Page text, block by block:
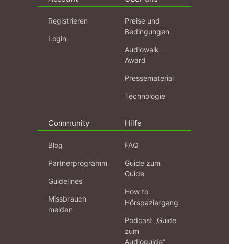
Registrieren
Login
Preise und
Bedingungen
Audiowalk-
Award
Pressematerial
Technologie
Community
Blog
Partnerprogramm
Guidelines
Missbrauch
melden
Hilfe
FAQ
Guide zum
Guide
How to
Hörspaziergang
Podcast „Guide
zum
Audioguide“